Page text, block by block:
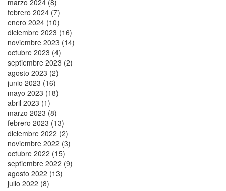
febrero 2024 (7)
enero 2024 (10)
diciembre 2023 (16)
noviembre 2023 (14)
octubre 2023 (4)
septiembre 2023 (2)
agosto 2023 (2)
junio 2023 (16)
mayo 2023 (18)
abril 2023 (1)
marzo 2023 (8)
febrero 2023 (13)
diciembre 2022 (2)
noviembre 2022 (3)
octubre 2022 (15)
septiembre 2022 (9)
agosto 2022 (13)
julio 2022 (8)